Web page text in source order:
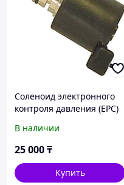
Cоленоид электронного
контроля давления (EPC)
(применяемость с 1995
года) 4T65E
2002 гг.)
В наличии
25 000₸
Купить